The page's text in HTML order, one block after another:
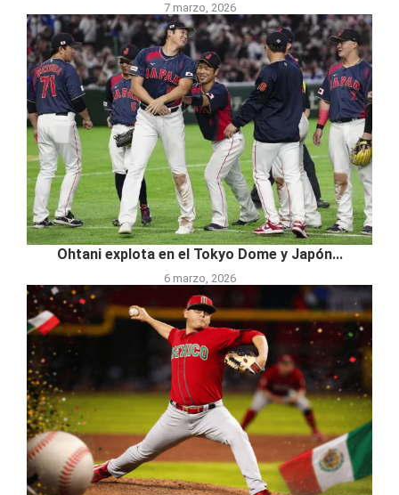
7 marzo, 2026
Ohtani explota en el Tokyo Dome y Japón...
6 marzo, 2026